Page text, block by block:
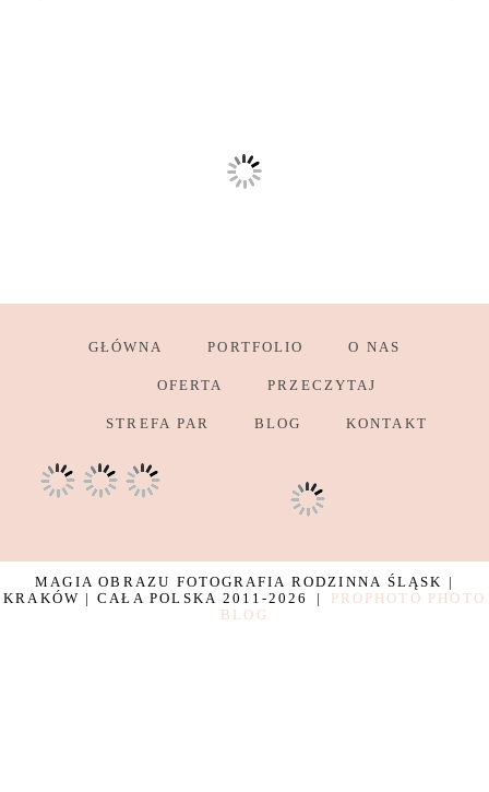
GŁÓWNA PORTFOLIO O NAS
OFERTA PRZECZYTAJ
STREFA PAR BLOG KONTAKT
MAGIA OBRAZU FOTOGRAFIA RODZINNA ŚLĄSK |
KRAKÓW | CAŁA POLSKA 2011-2026
|
PROPHOTO PHOTO
BLOG